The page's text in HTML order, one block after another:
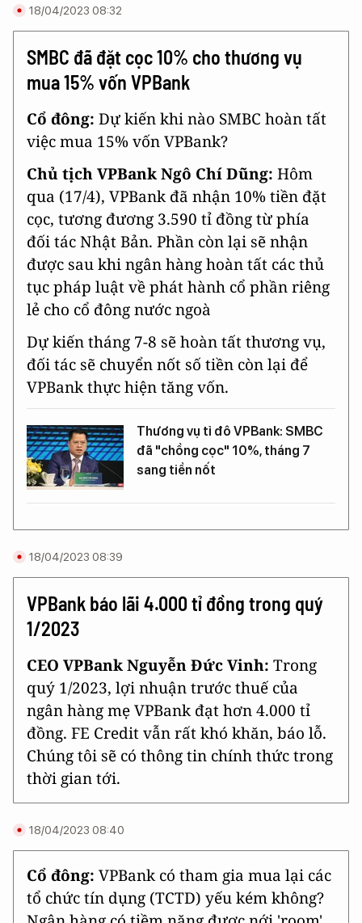
18/04/2023 08:32
SMBC đã đặt cọc 10% cho thương vụ
mua 15% vốn VPBank
Cổ đông: Dự kiến khi nào SMBC hoàn tất
việc mua 15% vốn VPBank?
Chủ tịch VPBank Ngô Chí Dũng: Hôm
qua (17/4), VPBank đã nhận 10% tiền đặt
cọc, tương đương 3.590 tỉ đồng từ phía
đối tác Nhật Bản. Phần còn lại sẽ nhận
được sau khi ngân hàng hoàn tất các thủ
tục pháp luật về phát hành cổ phần riêng
lẻ cho cổ đông nước ngoà
Dự kiến tháng 7-8 sẽ hoàn tất thương vụ,
đối tác sẽ chuyển nốt số tiền còn lại để
VPBank thực hiện tăng vốn.
Thương vụ tỉ đô VPBank: SMBC
đã "chồng cọc" 10%, tháng 7
sang tiền nốt
18/04/2023 08:39
VPBank báo lãi 4.000 tỉ đồng trong quý
1/2023
CEO VPBank Nguyễn Đức Vinh: Trong
quý 1/2023, lợi nhuận trước thuế của
ngân hàng mẹ VPBank đạt hơn 4.000 tỉ
đồng. FE Credit vẫn rất khó khăn, báo lỗ.
Chúng tôi sẽ có thông tin chính thức trong
thời gian tới.
18/04/2023 08:40
Cổ đông: VPBank có tham gia mua lại các
tổ chức tín dụng (TCTD) yếu kém không?